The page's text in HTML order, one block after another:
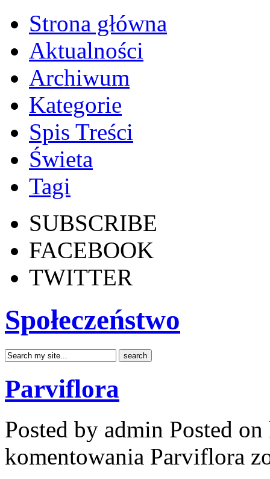
Strona główna
Aktualności
Archiwum
Kategorie
Spis Treści
Świeta
Tagi
SUBSCRIBE
FACEBOOK
TWITTER
Społeczeństwo
Parviflora
Posted by admin Posted
komentowania Parviflora